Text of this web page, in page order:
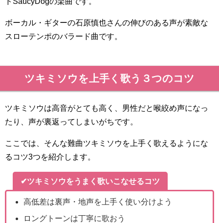
ボーカル・ギターの石原慎也さんの伸びのある声が素敵な
スローテンポのバラード曲です。
ツキミソウを上手く歌う３つのコツ
ツキミソウは高音がとても高く、男性だと喉絞め声になっ
たり、声が裏返ってしまいがちです。
ここでは、そんな難曲ツキミソウを上手く歌えるようにな
るコツ3つを紹介します。
✔ツキミソウをうまく歌いこなせるコツ
高低差は裏声・地声を上手く使い分けよう
ロングトーンは丁寧に歌おう